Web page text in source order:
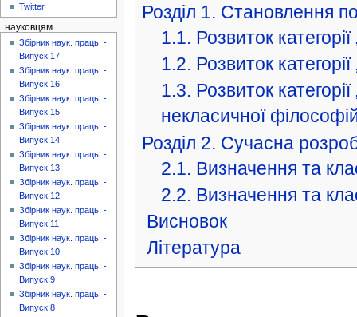
Розділ 1. Становлення
1.1. Розвиток
1.2. Розвиток
1.3. Розвиток
некласичної
Розділ 2. Сучасна
2.1. Визначення та
2.2. Визначення та
Висновок
Література
Twitter
науковцям
Збірник наук. праць. -
Випуск 17
Збірник наук. праць. -
Випуск 16
Збірник наук. праць. -
Випуск 15
Збірник наук. праць. -
Випуск 14
Збірник наук. праць. -
Випуск 13
Збірник наук. праць. -
Випуск 12
Збірник наук. праць. -
Випуск 11
Збірник наук. праць. -
Випуск 10
Збірник наук. праць. -
Випуск 9
Збірник наук. праць. -
Випуск 8